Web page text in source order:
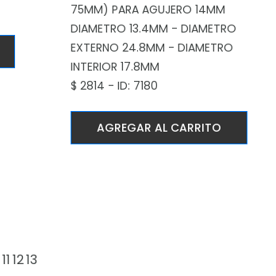
75MM) PARA AGUJERO 14MM
DIAMETRO 13.4MM - DIAMETRO
EXTERNO 24.8MM - DIAMETRO
INTERIOR 17.8MM
$ 2814 - ID: 7180
AGREGAR AL CARRITO
111213